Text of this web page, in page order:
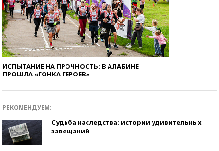
ИСПЫТАНИЕ НА ПРОЧНОСТЬ: В АЛАБИНЕ
ПРОШЛА «ГОНКА ГЕРОЕВ»
РЕКОМЕНДУЕМ:
Судьба наследства: истории удивительных
завещаний